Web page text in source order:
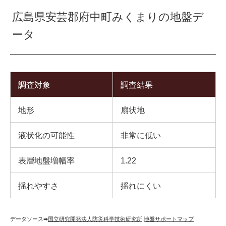
広島県安芸郡府中町みくまりの地盤デ
ータ
調査対象 調査結果
地形 扇状地
液状化の可能性 非常に低い
表層地盤増幅率 1.22
揺れやすさ 揺れにくい
データソース➡︎国立研究開発法人防災科学技術研究所 地盤サポートマップ